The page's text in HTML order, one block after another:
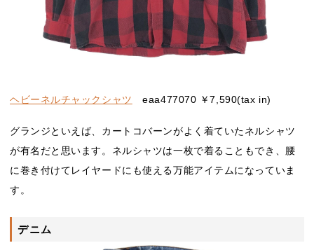
ヘビーネルチャックシャツ eaa477070 ￥7,590(tax in)
グランジといえば、カートコバーンがよく着ていたネルシャツ
が有名だと思います。ネルシャツは一枚で着ることもでき、腰
に巻き付けてレイヤードにも使える万能アイテムになっていま
す。
デニム